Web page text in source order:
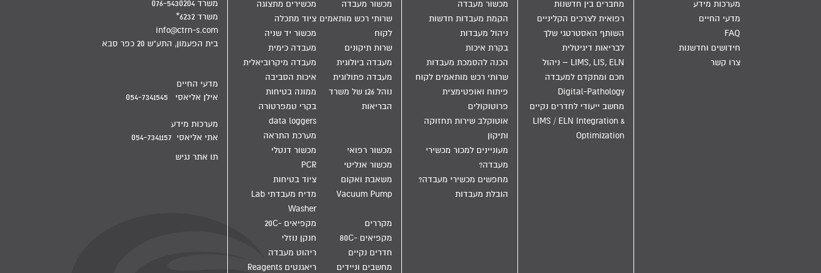
מערכות מידע
מדעי החיים
FAQ
חידושים וחדשנות
צרו קשר
מחברים בין חדשנות
רפואית לצרכים הקליניים
השותף האסטרטגי שלך
לבריאות דיגיטלית
LIMS, LIS, ELN – ניהול
חכם ומתקדם למעבדה
Digital-Pathology
מחשב ייעודי לחדרים נקיים
LIMS / ELN Integration &
Optimization
מכשור מעבדה
הקמת מעבדות חדשות
ניהול מעבדות
בקרת איכות
הכנה להסמכת מעבדות
שרותי רכש מותאמים לקוח
פיתוח ואופטימצית
פרוטוקולים
אוטוקלב שירות תחזוקה
ותיקון
מעוניינים למכור מכשירי
מעבדה?
מחפשים מכשירי מעבדה?
הובלת מעבדות
מכשור מעבדה
מכשירים מתצוגה
שרותי רכש מותאמים
לקוח
ציוד מתכלה
מכשור יד שניה
שרות תיקונים
מעבדה כימית
מעבדה ביולוגית
מעבדה מיקרוביאלית
מעבדה פתולוגית
איכות הסביבה
נוהל 126 של משרד
הבריאות
ממונה בטיחות
בקרי טמפרטורה
data loggers
מערכת התראה
מכשור רפואי
מכשור דנטלי
מכשור אנליטי
PCR
משאבת ואקום
Vacuum Pump
ציוד בטיחות
מדיח מעבדתי Lab
Washer
מקררים
מקפיאים -20C
מקפיאים -80C
חנקן נוזלי
חדרים נקיים
ריהוט מעבדה
מחשבים וניידים
ריאגנטים Reagents
משרד 076-5430204
משרד 6232*
info@ctrn-s.com
בית הפעמון, התע"ש 20 כפר סבא
מדעי החיים
אילן אליאסי 054-7341545
מערכות מידע
אתי אליאסי 054-7341157
תו אתר נגיש